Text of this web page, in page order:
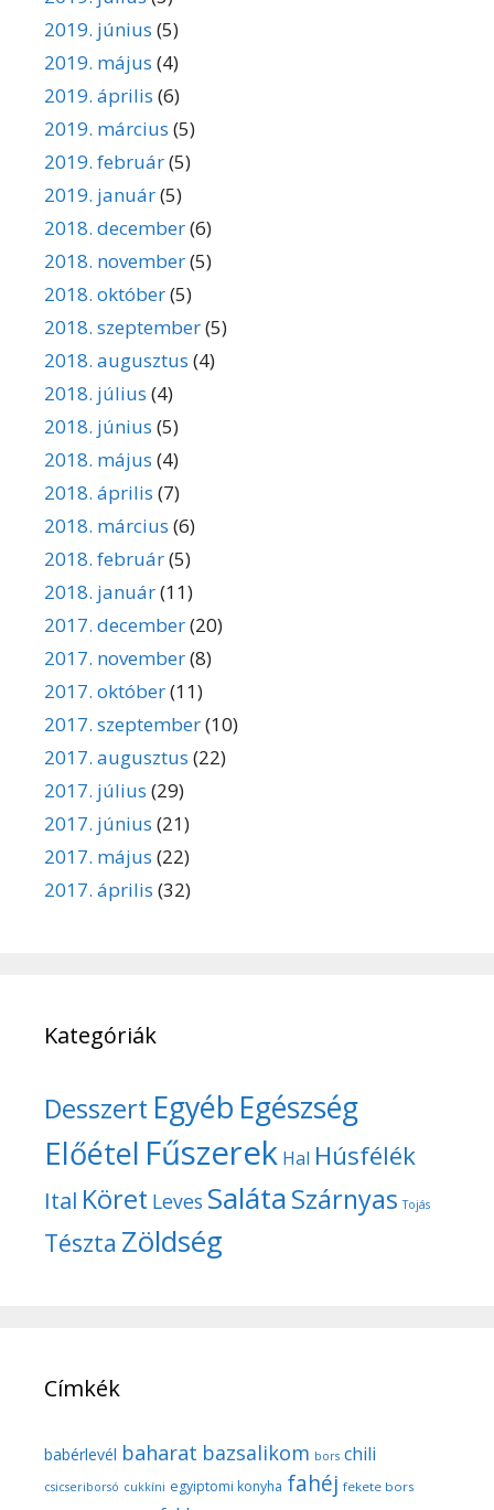
2019. június (5)
2019. május (4)
2019. április (6)
2019. március (5)
2019. február(5)
2019. január(5)
2018. december(6)
2018. november(5)
2018. október(5)
2018. szeptember(5)
2018. augusztus (4)
2018. július (4)
2018. június (5)
2018. május (4)
2018. április (7)
2018. március (6)
2018. február(5)
2018. január(11)
2017. december(20)
2017. november(8)
2017. október(11)
2017. szeptember(10)
2017. augusztus (22)
2017. július (29)
2017. június (21)
2017. május (22)
2017. április (32)
Kategóriák
Desszert Egyéb Egészség
Előétel Fűszerek Hal Húsfélék
Ital Köret Leves SalátaSzárnyas Tojás
Tészta Zöldség
Címkék
babérlevél baharat bazsalikom bors chili
csicseriborsó cukkíni egyiptomi konyha fahéj fekete bors